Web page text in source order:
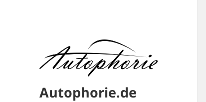
Autophorie.de